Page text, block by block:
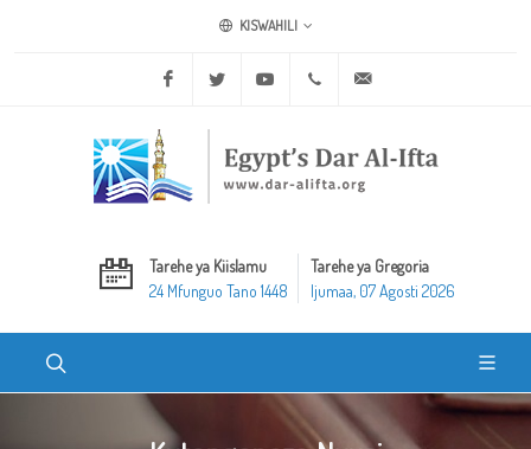
KISWAHILI
Facebook Twitter Youtube +20 2 25970400
Tarehe ya Kiislamu
24 Mfunguo Tano 1448
Tarehe ya Gregoria
Ijumaa, 07 Agosti 2026